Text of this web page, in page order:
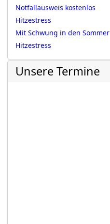
Notfallausweis kostenlos
Hitzestress
Mit Schwung in den Sommer
Hitzestress
Unsere Termine